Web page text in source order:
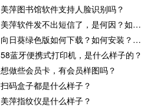
美萍图书馆软件支持人脸识别吗？
美萍软件发不出短信了，是何因？如何
解决？
向日葵绿色版如何下载？如何安装？如
何使用？
58蓝牙便携式打印机，是什么样子的？
想做些会员卡，有会员样图吗？
扫码盒子都是什么样子？
美萍指纹仪是什么样子？